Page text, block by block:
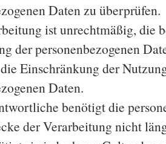
Daten zu überprüfen.
ist unrechtmäßig, die
der personenbezogenen
Einschränkung der
Daten.
benötigt die
der Verarbeitung nicht